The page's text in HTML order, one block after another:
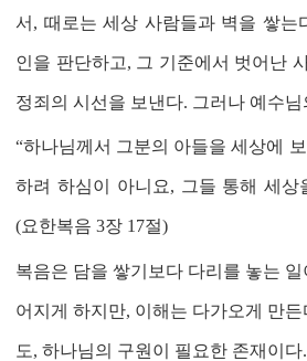
서 , 때로는 세상 사람들과 벽을 쌓는
인을 판단하고, 그 기준에서 벗어난
정죄의 시선을 보낸다. 그러나 예수
“하나님께서 그분의 아들을 세상에
하려 하심이 아니요, 그들 통해 세상
(요한복음 3장 17절)
복음은 담을 쌓기보다 다리를 놓는 일
어지게 하지만, 이해는 다가오게 만든
도, 하나님의 구원이 필요한 존재이다.